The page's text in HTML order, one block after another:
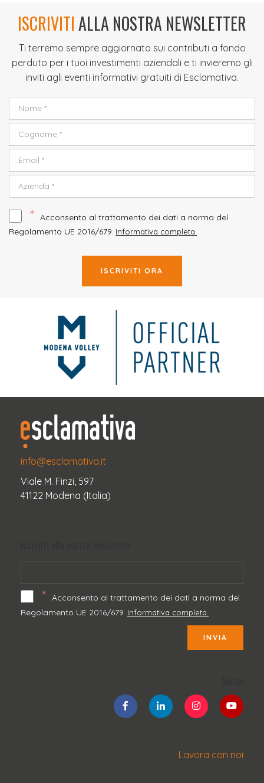
ISCRIVITIALLA NOSTRA NEWSLETTER
Ti terremo sempre aggiornato sui contributi a fondo
perduto per i tuoi investimenti aziendali e ti invieremo gli
inviti agli eventi informativi gratuiti di Esclamativa.
* Acconsento al trattamento dei dati a norma del
Regolamento UE 2016/679. Informativa completa.
ISCRIVITI ORA
info@esclamativa.it
Viale M. Finzi, 597
41122 Modena (Italia)
* Acconsento al trattamento dei dati a norma del
Regolamento UE 2016/679. Informativa completa.
INVIA
Lavora con noi